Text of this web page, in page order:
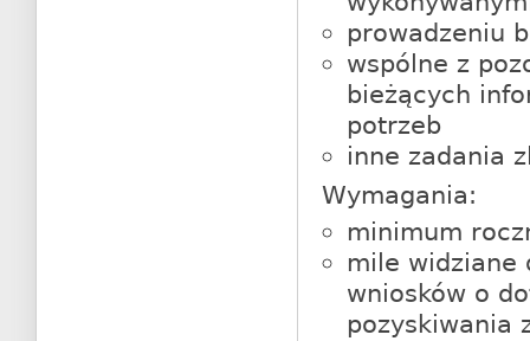
prowadzeniu
wspólne z
bieżących
potrzeb
inne zadania
Wymagania:
minimum
mile widziane
wniosków o
pozyskiwania